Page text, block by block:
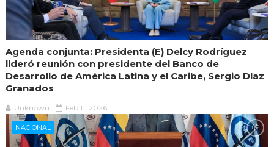
Agenda conjunta: Presidenta (E) Delcy Rodríguez
lideró reunión con presidente del Banco de
Desarrollo de América Latina y el Caribe, Sergio Díaz
Granados
Unknown Feb 11, 2026
NACIONAL